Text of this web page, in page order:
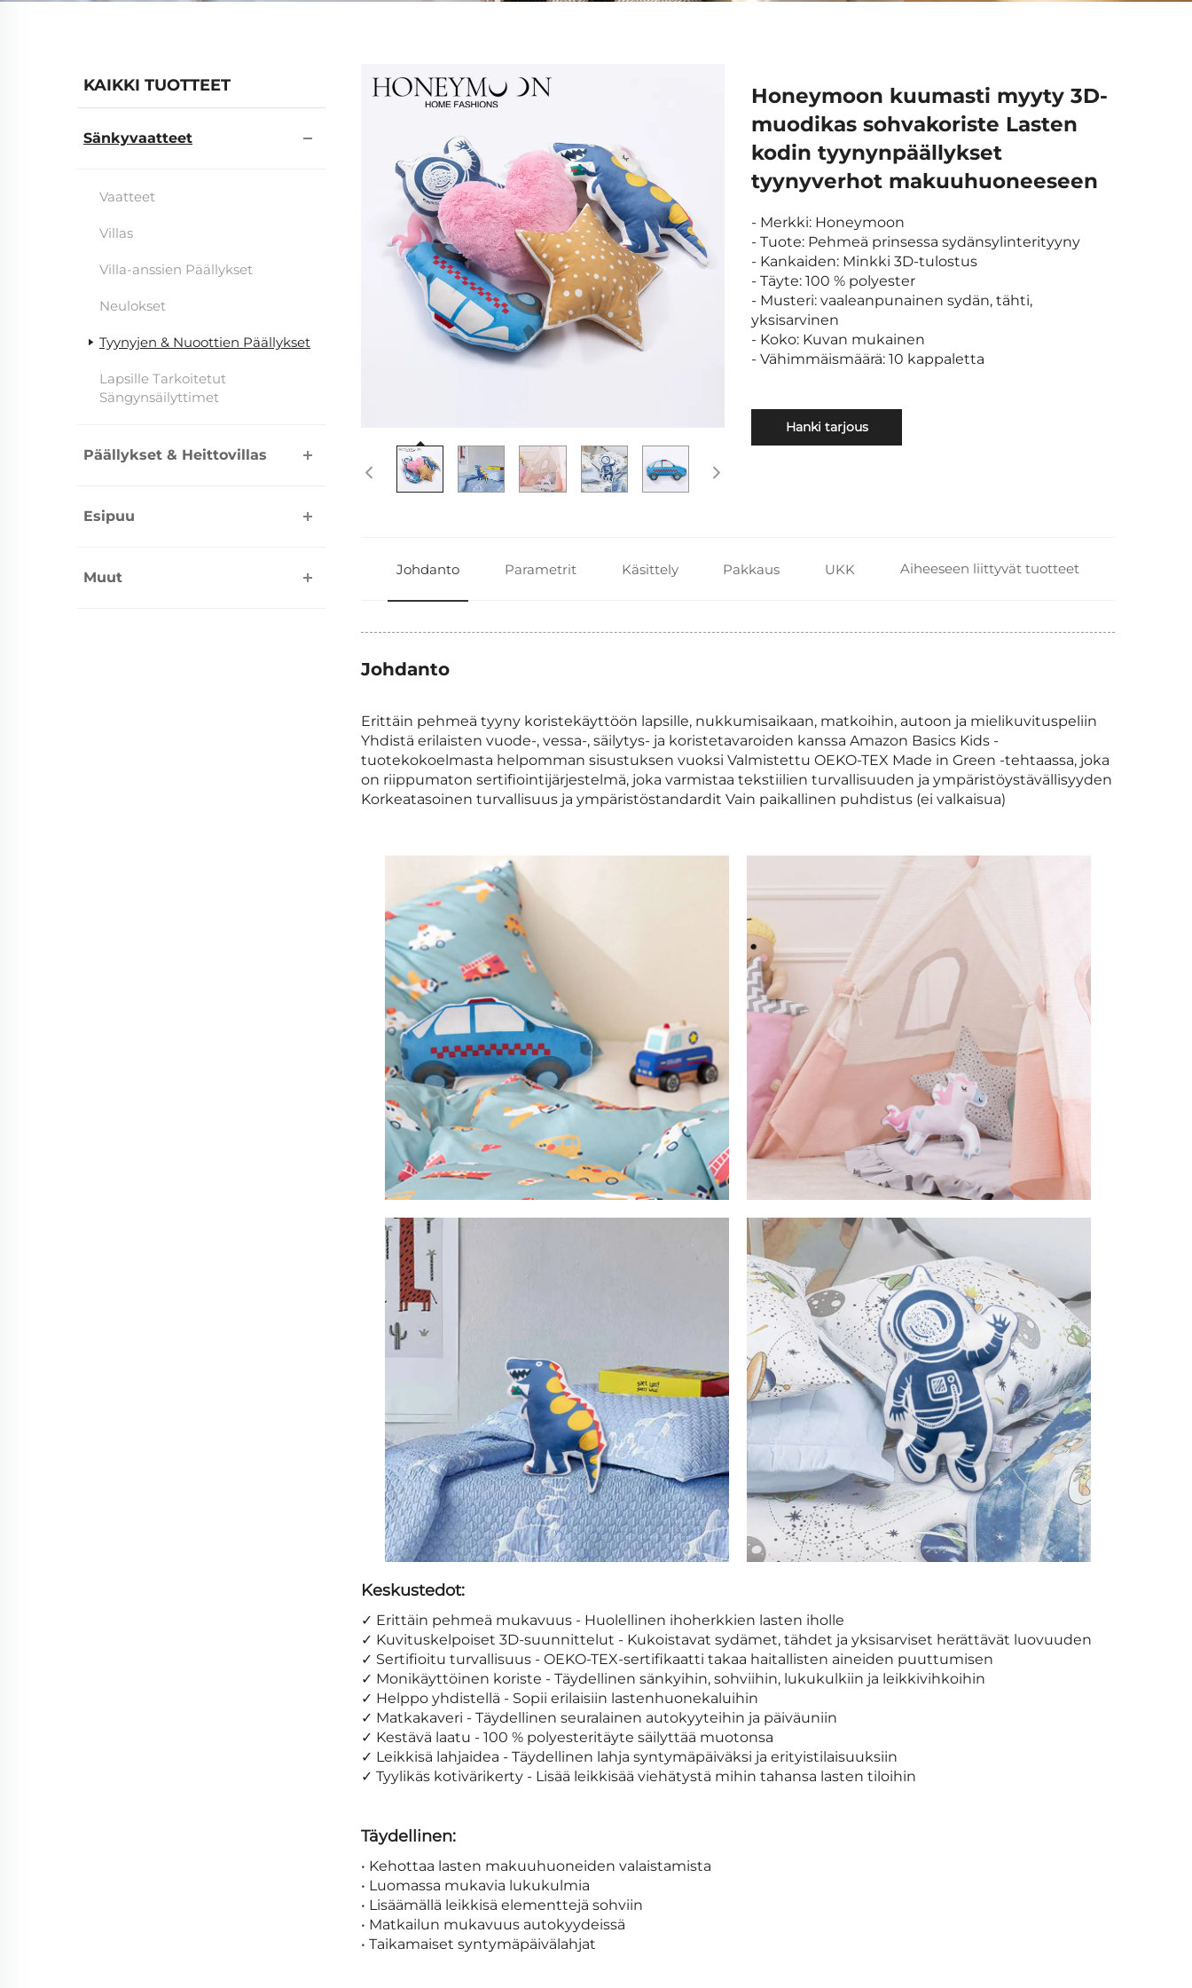
KAIKKI TUOTTEET
Sänkyvaatteet
Vaatteet
Villas
Villa-anssien Päällykset
Neulokset
Tyynyjen & Nuoottien Päällykset
Lapsille Tarkoitetut
Sängynsäilyttimet
Päällykset & Heittovillas
Esipuu
Muut
Honeymoon kuumasti myyty 3D-
muodikas sohvakoriste Lasten
kodin tyynynpäällykset
tyynyverhot makuuhuoneeseen
- Merkki: Honeymoon
- Tuote: Pehmeä prinsessa sydänsylinterityyny
- Kankaiden: Minkki 3D-tulostus
- Täyte: 100 % polyester
- Musteri: vaaleanpunainen sydän, tähti,
yksisarvinen
- Koko: Kuvan mukainen
- Vähimmäismäärä: 10 kappaletta
Hanki tarjous
Johdanto Parametrit Käsittely Pakkaus UKK Aiheeseen liittyvät tuotteet
Johdanto
Erittäin pehmeä tyyny koristekäyttöön lapsille, nukkumisaikaan, matkoihin, autoon ja mielikuvituspeliin
Yhdistä erilaisten vuode-, vessa-, säilytys- ja koristetavaroiden kanssa Amazon Basics Kids -
tuotekokoelmasta helpomman sisustuksen vuoksi Valmistettu OEKO-TEX Made in Green -tehtaassa, joka
on riippumaton sertifiointijärjestelmä, joka varmistaa tekstiilien turvallisuuden ja ympäristöystävällisyyden
Korkeatasoinen turvallisuus ja ympäristöstandardit Vain paikallinen puhdistus (ei valkaisua)
Keskustedot:
✓ Erittäin pehmeä mukavuus - Huolellinen ihoherkkien lasten iholle
✓ Kuvituskelpoiset 3D-suunnittelut - Kukoistavat sydämet, tähdet ja yksisarviset herättävät luovuuden
✓ Sertifioitu turvallisuus - OEKO-TEX-sertifikaatti takaa haitallisten aineiden puuttumisen
✓ Monikäyttöinen koriste - Täydellinen sänkyihin, sohviihin, lukukulkiin ja leikkivihkoihin
✓ Helppo yhdistellä - Sopii erilaisiin lastenhuonekaluihin
✓ Matkakaveri - Täydellinen seuralainen autokyyteihin ja päiväuniin
✓ Kestävä laatu - 100 % polyesteritäyte säilyttää muotonsa
✓ Leikkisä lahjaidea - Täydellinen lahja syntymäpäiväksi ja erityistilaisuuksiin
✓ Tyylikäs kotivärikerty - Lisää leikkisää viehätystä mihin tahansa lasten tiloihin
Täydellinen:
• Kehottaa lasten makuuhuoneiden valaistamista
• Luomassa mukavia lukukulmia
• Lisäämällä leikkisä elementtejä sohviin
• Matkailun mukavuus autokyydeissä
• Taikamaiset syntymäpäivälahjat